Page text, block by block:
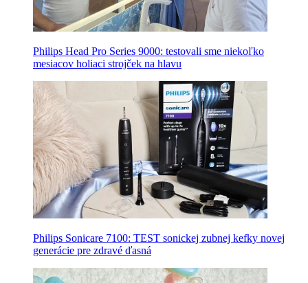
Philips Head Pro Series 9000: testovali sme niekoľko
mesiacov holiaci strojček na hlavu
Philips Sonicare 7100: TEST sonickej zubnej kefky novej
generácie pre zdravé ďasná